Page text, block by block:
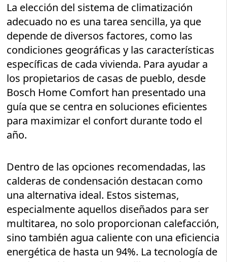
La elección del sistema de climatización
adecuado no es una tarea sencilla, ya que
depende de diversos factores, como las
condiciones geográficas y las características
específicas de cada vivienda. Para ayudar a
los propietarios de casas de pueblo, desde
Bosch Home Comfort han presentado una
guía que se centra en soluciones eficientes
para maximizar el confort durante todo el
año.
Dentro de las opciones recomendadas, las
calderas de condensación destacan como
una alternativa ideal. Estos sistemas,
especialmente aquellos diseñados para ser
multitarea, no solo proporcionan calefacción,
sino también agua caliente con una eficiencia
energética de hasta un 94%. La tecnología de